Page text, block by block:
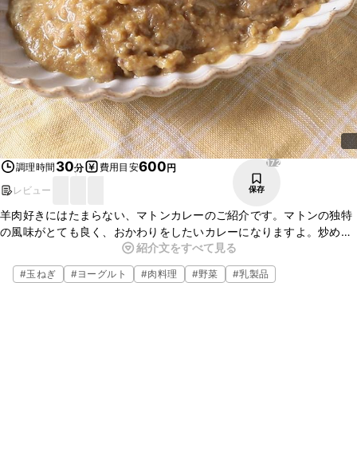
調理時間 30分 費用目安600円
レビュー
172
保存
羊肉好きにはたまらない、マトンカレーのご紹介です。マトンの独特
の風味がとても良く、おかわりをしたいカレーになりますよ。炒め油
として入れたバターがよいアクセントになります。ヨーグルトを入れ
てまろやかに仕上げているので、辛味が苦手な方にもおすすめです。
紹介文をすべて見る
#玉ねぎ #ヨーグルト #肉料理 #野菜 #乳製品